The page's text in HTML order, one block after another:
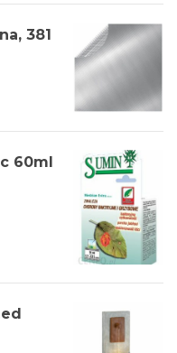
381
60ml